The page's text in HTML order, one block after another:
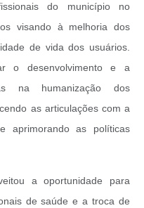
do município no
visando à melhoria dos
de vida dos usuários.
o desenvolvimento e a
na humanização dos
as articulações com a
aprimorando as políticas
a oportunidade para
de saúde e a troca de